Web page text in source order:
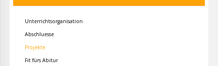
Unterrichtsorganisation
Abschluesse
Projekte
Fit fürs Abitur